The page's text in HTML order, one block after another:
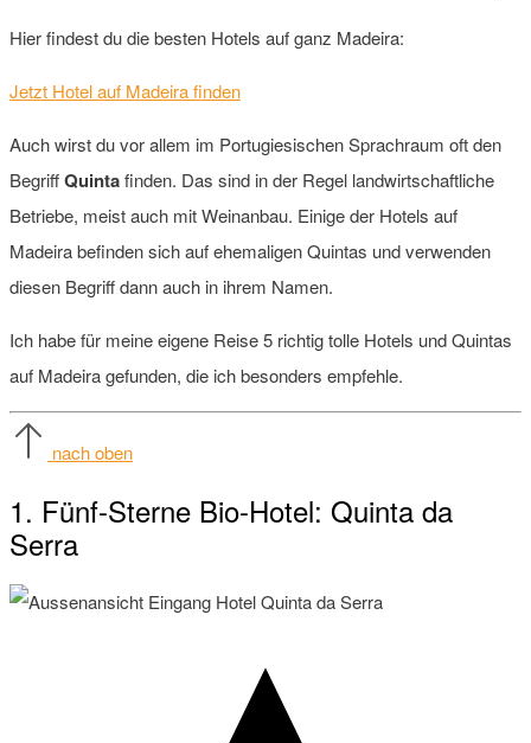
Hier findest du die besten Hotels auf ganz Madeira:
Jetzt Hotel auf Madeira finden
Auch wirst du vor allem im Portugiesischen Sprachraum oft den
BegriffQuintafinden. Das sind in der Regel landwirtschaftliche
Betriebe, meist auch mit Weinanbau. Einige der Hotels auf
Madeira befinden sich auf ehemaligen Quintas und verwenden
diesen Begriff dann auch in ihrem Namen.
Ich habe für meine eigene Reise 5 richtig tolle Hotels und Quintas
auf Madeira gefunden, die ich besonders empfehle.
nach oben
1. Fünf-Sterne Bio-Hotel: Quinta da
Serra